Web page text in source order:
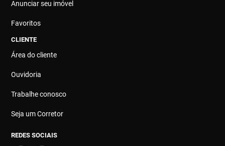
Anunciar seu imóvel
Favoritos
CLIENTE
Área do cliente
Ouvidoria
Trabalhe conosco
Seja um Corretor
REDES SOCIAIS